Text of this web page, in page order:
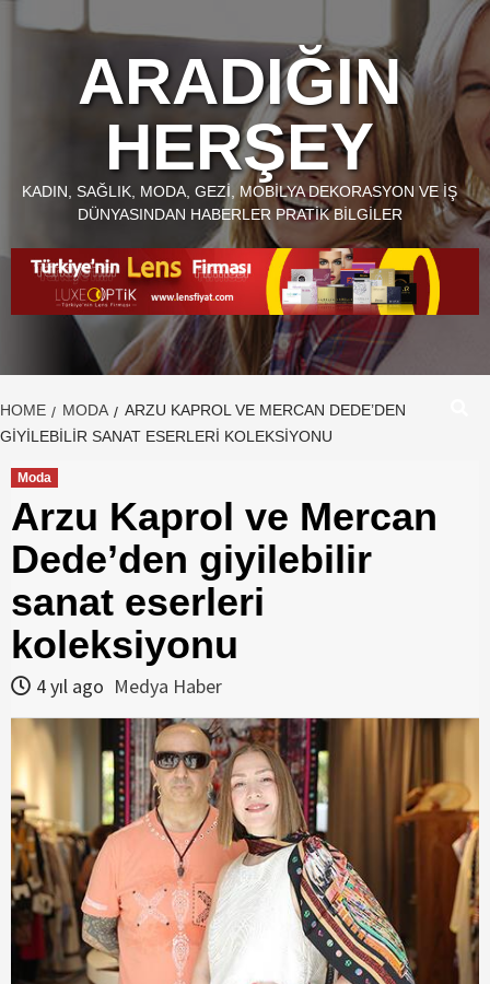
ARADIĞIN
HERŞEY
KADIN, SAĞLIK, MODA, GEZI, MOBILYA DEKORASYON VE İŞ
DÜNYASINDAN HABERLER PRATIK BILGILER
HOME MODA
ARZU KAPROL VE MERCAN DEDE’DEN
GIYILEBILIR SANAT ESERLERI KOLEKSIYONU
Moda
Arzu Kaprol ve Mercan
Dede’den giyilebilir
sanat eserleri
koleksiyonu
4 yıl ago Medya Haber